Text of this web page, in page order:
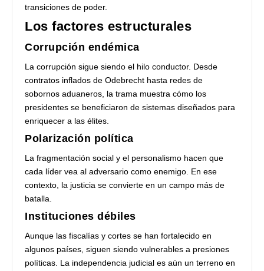
transiciones de poder.
Los factores estructurales
Corrupción endémica
La corrupción sigue siendo el hilo conductor. Desde
contratos inflados de Odebrecht hasta redes de
sobornos aduaneros, la trama muestra cómo los
presidentes se beneficiaron de sistemas diseñados para
enriquecer a las élites.
Polarización política
La fragmentación social y el personalismo hacen que
cada líder vea al adversario como enemigo. En ese
contexto, la justicia se convierte en un campo más de
batalla.
Instituciones débiles
Aunque las fiscalías y cortes se han fortalecido en
algunos países, siguen siendo vulnerables a presiones
políticas. La independencia judicial es aún un terreno en